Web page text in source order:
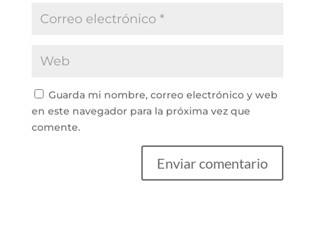
Guarda mi nombre, correo electrónico y web
en este navegador para la próxima vez que
comente.